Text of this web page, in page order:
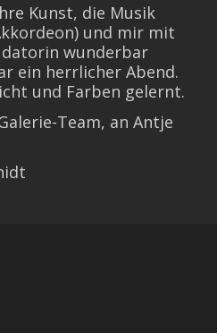
Kunst, die Musik
und mir mit
wunderbar
ein herrlicher Abend.
und Farben gelernt.
Team, an Antje